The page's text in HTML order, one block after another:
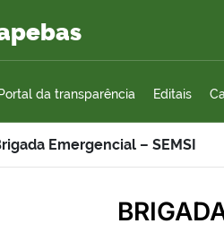
Portal da transparência Editais
Emergencial – SEMSI